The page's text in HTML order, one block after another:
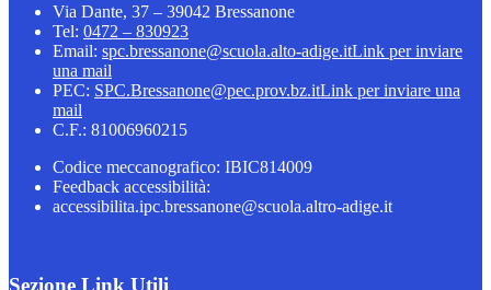
Via Dante, 37 – 39042 Bressanone
Tel: 0472 – 830923
Email: spc.bressanone@scuola.alto-adige.itLink per inviare
una mail
PEC: SPC.Bressanone@pec.prov.bz.itLink per inviare una
mail
C.F.: 81006960215
Codice meccanografico: IBIC814009
Feedback accessibilità:
accessibilita.ipc.bressanone@scuola.altro-adige.it
Sezione Link Utili